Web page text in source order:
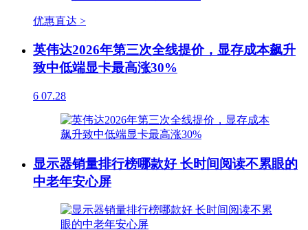
优惠直达 >
英伟达2026年第三次全线提价，显存成本飙升
致中低端显卡最高涨30%
6 07.28
显示器销量排行榜哪款好 长时间阅读不累眼的
中老年安心屏